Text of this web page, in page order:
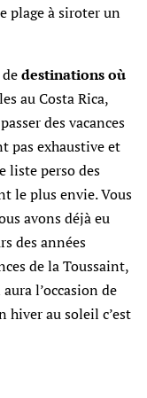
plage à siroter un
dedestinations où
au Costa Rica,
des vacances
pas exhaustive et
liste perso des
le plus envie. Vous
avons déjà eu
des années
de la Toussaint,
l’occasion de
hiver au soleil c’est